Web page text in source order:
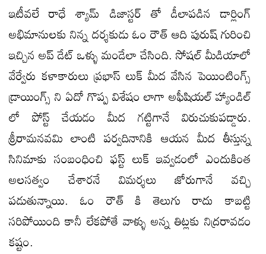
ఇటీవలే రాధే శ్యామ్ డిజాస్టర్ తో డీలాపడిన డార్లింగ్
అభిమానులకు నిన్న దర్శకుడు ఓం రౌత్ ఆది పురుష్ గురించి
ఇచ్చిన అప్ డేట్ ఒళ్ళు మండేలా చేసింది. సోషల్ మీడియాలో
వేర్వేరు కళాకారులు ప్రభాస్ లుక్ మీద వేసిన పెయింటింగ్స్
డ్రాయింగ్స్ ని ఏదో గొప్ప విశేషం లాగా అఫీషియల్ హ్యాండిల్
లో పోస్ట్ చేయడం మీద గట్టిగానే విరుచుకుపడ్డారు.
శ్రీరామనవమి లాంటి పర్వదినానికి ఆయన మీద తీస్తున్న
సినిమాకు సంబంధించి ఫస్ట్ లుక్ ఇవ్వడంలో ఎందుకింత
అలసత్వం చేశారనే విమర్శలు జోరుగానే వచ్చి
పడుతున్నాయి. ఓం రౌత్ కి తెలుగు రాదు కాబట్టి
సరిపోయింది కానీ లేకపోతే వాళ్ళు అన్న తిట్లకు నిద్రరావడం
కష్టం.